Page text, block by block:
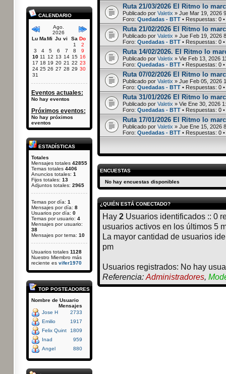
CALENDARIO
Ago.
2026
Lu MaMi Ju vi Sa Do
1
2
3
4 5 6 7 8
9
10 11 12 13 14 15 16
17 18 19 20 21 22 23
24 25 26 27 28 29 30
31
Eventos actuales:
No hay eventos
Próximos eventos:
No hay próximos
eventos
ESTADÍSTICAS
Totales
Mensajes totales 42855
Temas totales 4406
Anuncios totales: 1
Fijos totales: 13
Adjuntos totales: 2965
Temas por día: 1
Mensajes por día: 8
Usuarios por día: 0
Temas por usuario: 4
Mensajes por usuario:
38
Mensajes por tema: 10
Usuarios totales 1128
Nuestro Miembro más
reciente es vifer1970
TOP POSTEADORES
Nombre de Usuario
Mensajes
Jose H
2733
Emilio
1917
Felix Quint
1809
Inad
959
Angel
880
Ruta 21/03/2026 El Ritmo lo
Publicado por Valetix » Jue Mar 19, 2026
Foro: Quedadas - BTT• Respuestas: 0•
Ruta 21/02/2026 El Ritmo lo
Publicado por Valetix » Jue Feb 19, 2026
Foro: Quedadas - BTT• Respuestas: 0•
Ruta 14/02/2026. El Ritmo lo
Publicado por Valetix » Vie Feb 13, 2026
Foro: Quedadas - BTT• Respuestas: 0•
Ruta 07/02/2026 El Ritmo lo
Publicado por Valetix » Jue Feb 05, 2026
Foro: Quedadas - BTT• Respuestas: 0•
Ruta 31/01/2026 El Ritmo lo
Publicado por Valetix » Vie Ene 30, 2026
Foro: Quedadas - BTT• Respuestas: 0•
Ruta 17/01/2026 El Ritmo lo
Publicado por Valetix » Jue Ene 15, 2026
Foro: Quedadas - BTT• Respuestas: 0•
ENCUESTAS
No hay encuestas disponibles
¿QUIÉN ESTÁ CONECTADO?
Hay 2Usuarios identificados :: 0
usuarios activos en los últimos 5
La mayor cantidad de usuarios
pm
Usuarios registrados: No hay
Referencia: Administradores,